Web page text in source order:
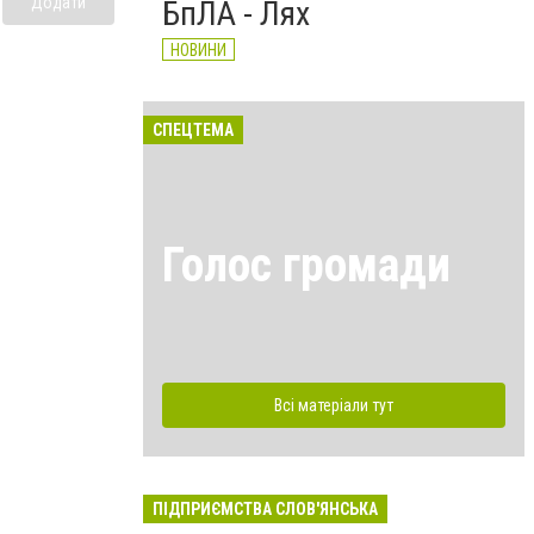
БпЛА - Лях
НОВИНИ
СПЕЦТЕМА
Голос громади
Всі матеріали тут
ПІДПРИЄМСТВА СЛОВ'ЯНСЬКА